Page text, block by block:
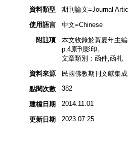
資料類型
期刊論文=Journal
使用語言
中文=Chinese
附註項
本文收錄於黃夏年主
p.4原刊影印。
文章類別：函件,函札
資料來源
民國佛教期刊文獻集
點閱次數
382
建檔日期 2014.11.01
更新日期 2023.07.25